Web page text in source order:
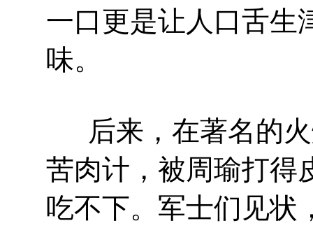
一口更是让人口舌生
味。
后来，在著名的
苦肉计，被周瑜打得
吃不下。军士们见状